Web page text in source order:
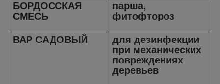
БОРДОССКАЯ
СМЕСЬ
парша,
фитофтороз
ВАР САДОВЫЙ
для дезинфекции
при механических
повреждениях
деревьев